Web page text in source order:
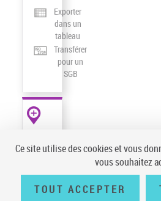
Exporter
dans un
tableau
Transférer
pour un
SGB
data.bnf.fr
Ce site utilise des cookies et vous
vous souhaitez
TOUT ACCEPTER